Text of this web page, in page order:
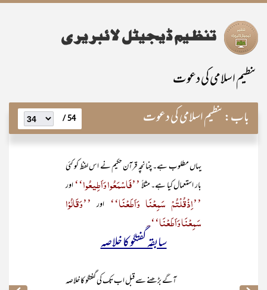
تنظیم اسلامی کی دعوت
باب:تنظیم اسلامی کی دعوت 54 /
یہاں مطلوب ہے۔ چنانچہ قرآن حکیم نے اس لفظ کو کئی
بار استعمال کیا ہے۔ مثلاً’’فَاسْمَعُوا وَاَطِیعُوا‘‘اور
’’اِذْقُلْتُمْ سَمِعْنَا وَاَطَعْنَا‘‘ اور ’’وَقَالُوْا
سَمِعْنَا وَاَطَعْنَا‘‘۔
سابقہ گفتگو کا خلاصہ
آگے بڑھنے سے قبل اب تک کی گفتگو کا خلاصہ